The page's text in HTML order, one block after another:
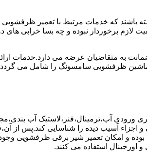
باشند که خدمات مرتبط با تعمیر
لازم برخوردار نبوده و چه بسا خرابی های
به متقاضیان عرضه می دارد.خدمات
ماشین ظرفشویی سامسونگ را شامل می
ورودی آب،ترمینال،فنر،لاستیک آب
اجزاء آسیب دیده را شناسایی کند.پس از
و امکان تعمیر شیر برقی ظرفشویی
اورجینال استفاده می کنند.